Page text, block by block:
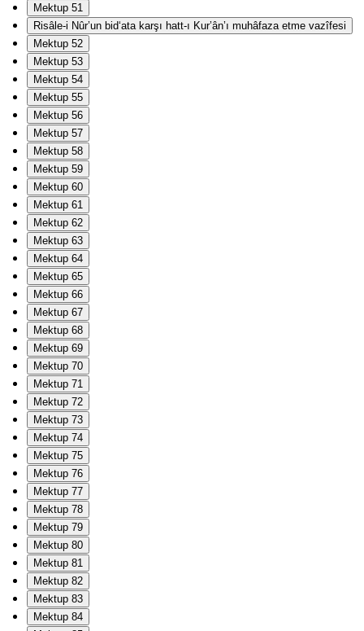
Mektup 51
Risâle-i Nûr’un bid‘ata karşı hatt-ı Kur’ân’ı muhâfaza etme vazîfesi
Mektup 52
Mektup 53
Mektup 54
Mektup 55
Mektup 56
Mektup 57
Mektup 58
Mektup 59
Mektup 60
Mektup 61
Mektup 62
Mektup 63
Mektup 64
Mektup 65
Mektup 66
Mektup 67
Mektup 68
Mektup 69
Mektup 70
Mektup 71
Mektup 72
Mektup 73
Mektup 74
Mektup 75
Mektup 76
Mektup 77
Mektup 78
Mektup 79
Mektup 80
Mektup 81
Mektup 82
Mektup 83
Mektup 84